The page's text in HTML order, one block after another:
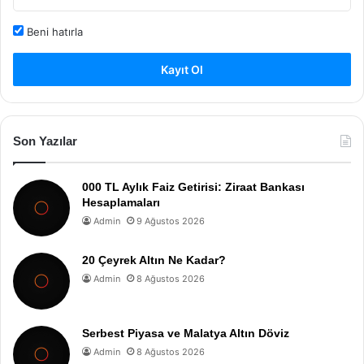
Beni hatırla
Kayıt Ol
Son Yazılar
000 TL Aylık Faiz Getirisi: Ziraat Bankası
Hesaplamaları
Admin 9 Ağustos 2026
20 Çeyrek Altın Ne Kadar?
Admin 8 Ağustos 2026
Serbest Piyasa ve Malatya Altın Döviz
Admin 8 Ağustos 2026